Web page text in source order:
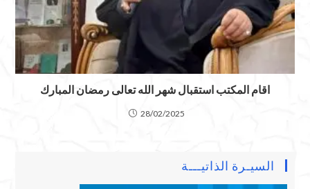
اقام المكتب استقبال شهر الله تعالى رمضان المبارك
28/02/2025
السيـرة الذاتيـــة